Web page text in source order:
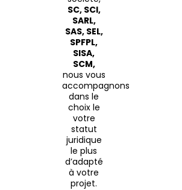
SC, SCI,
SARL,
SAS, SEL,
SPFPL,
SISA,
SCM,
nous vous
accompagnons
dans le
choix le
votre
statut
juridique
le plus
d’adapté
à votre
projet.